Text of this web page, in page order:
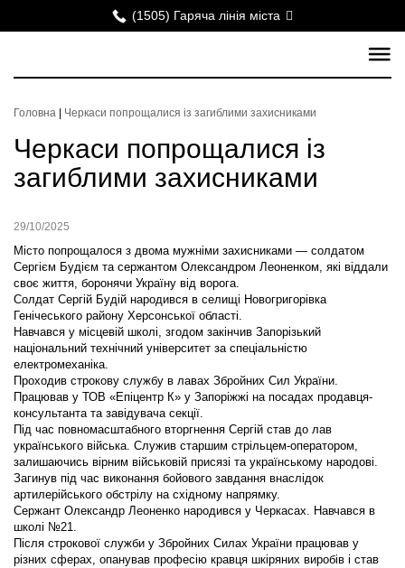
(1505) Гаряча лінія міста
Головна Черкаси попрощалися із загиблими захисниками
Черкаси попрощалися із
загиблими захисниками
29/10/2025
Місто попрощалося з двома мужніми захисниками — солдатом
Сергієм Будієм та сержантом Олександром Леоненком, які віддали
своє життя, боронячи Україну від ворога.
Солдат Сергій Будій народився в селищі Новогригорівка
Генічеського району Херсонської області.
Навчався у місцевій школі, згодом закінчив Запорізький
національний технічний університет за спеціальністю
електромеханіка.
Проходив строкову службу в лавах Збройних Сил України.
Працював у ТОВ «Епіцентр К» у Запоріжжі на посадах продавця-
консультанта та завідувача секції.
Під час повномасштабного вторгнення Сергій став до лав
українського війська. Служив старшим стрільцем-оператором,
залишаючись вірним військовій присязі та українському народові.
Загинув під час виконання бойового завдання внаслідок
артилерійського обстрілу на східному напрямку.
Сержант Олександр Леоненко народився у Черкасах. Навчався в
школі №21.
Після строкової служби у Збройних Силах України працював у
різних сферах, опанував професію кравця шкіряних виробів і став